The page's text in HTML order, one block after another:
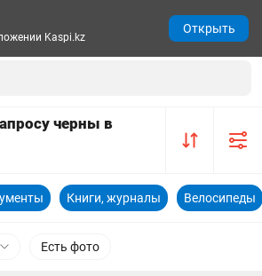
черны в
Книги, журналы Велосипеды
Есть фото
Kaspi.kz
Открыть